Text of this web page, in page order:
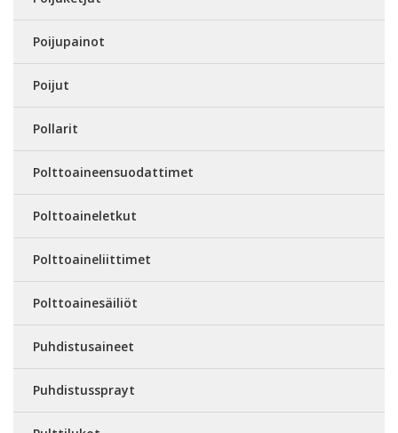
Poijupainot
Poijut
Pollarit
Polttoaineensuodattimet
Polttoaineletkut
Polttoaineliittimet
Polttoainesäiliöt
Puhdistusaineet
Puhdistussprayt